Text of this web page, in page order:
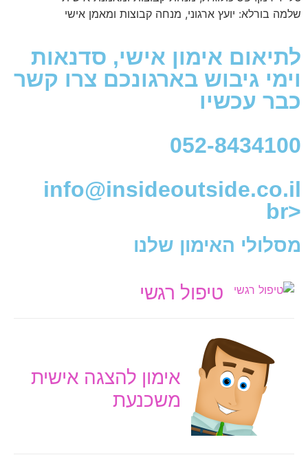
שלמה בורלא: יועץ ארגוני, מנחה קבוצות ומאמן אישי
לתיאום אימון אישי, סדנאות
וימי גיבוש בארגונכם צרו קשר
כבר עכשיו
052-8434100
info@insideoutside.co.il
<br
מסלולי האימון שלנו
טיפול רגשי
אימון להצגה אישית
משכנעת